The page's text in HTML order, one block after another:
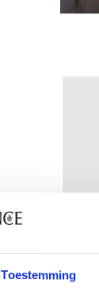
Toestemming